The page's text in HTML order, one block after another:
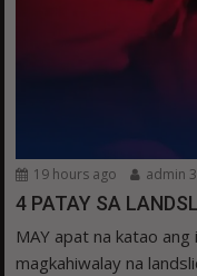
19 hours ago admin 3
4 PATAY SA
MAY apat na katao
magkahiwalay na